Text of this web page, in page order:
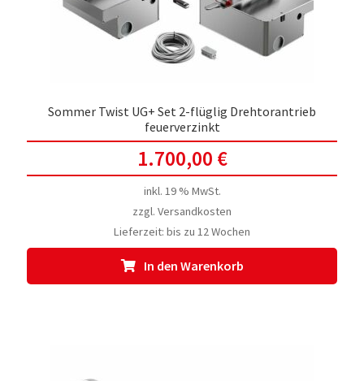
Sommer Twist UG+ Set 2-flüglig Drehtorantrieb
feuerverzinkt
1.700,00 €
inkl. 19 % MwSt.
zzgl. Versandkosten
Lieferzeit: bis zu 12 Wochen
In den Warenkorb